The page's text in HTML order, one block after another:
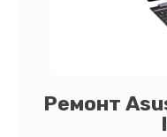
Ремонт